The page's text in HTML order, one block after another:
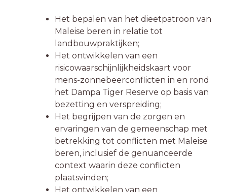
Het bepalen van het dieetpatroon van
Maleise beren in relatie tot
landbouwpraktijken;
Het ontwikkelen van een
risicowaarschijnlijkheidskaart voor
mens-zonnebeerconflicten in en rond
het Dampa Tiger Reserve op basis van
bezetting en verspreiding;
Het begrijpen van de zorgen en
ervaringen van de gemeenschap met
betrekking tot conflicten met Maleise
beren, inclusief de genuanceerde
context waarin deze conflicten
plaatsvinden;
Het ontwikkelen van een